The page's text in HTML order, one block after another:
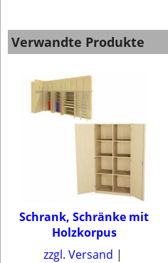
Verwandte Produkte
Schrank, Schränke mit
Holzkorpus
zzgl. Versand